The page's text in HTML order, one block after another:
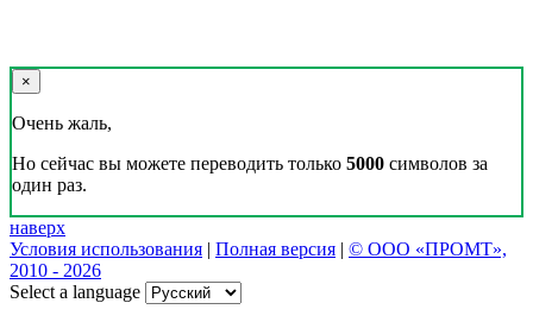
×
Очень жаль,
Но сейчас вы можете переводить только 5000 символов за
один раз.
наверх
Условия использования | Полная версия | © ООО «ПРОМТ»,
2010 - 2026
Select a language